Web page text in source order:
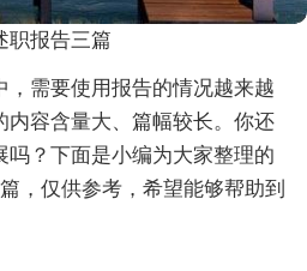
职报告三篇
，需要使用报告的情况越来越
内容含量大、篇幅较长。你还
吗？下面是小编为大家整理的
，仅供参考，希望能够帮助到